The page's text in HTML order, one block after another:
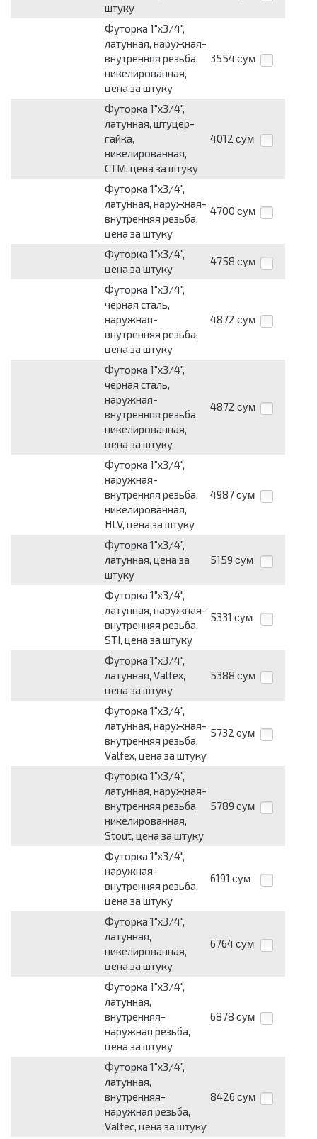
штуку
Футорка 1"х3/4",
латунная, наружная-
внутренняя резьба,
никелированная,
цена за штуку
3554 сум
Футорка 1"х3/4",
латунная, штуцер-
гайка,
никелированная,
СТМ, цена за штуку
4012 сум
Футорка 1"х3/4",
латунная, наружная-
внутренняя резьба,
цена за штуку
4700 сум
Футорка 1"х3/4",
цена за штуку
4758 сум
Футорка 1"х3/4",
черная сталь,
наружная-
внутренняя резьба,
цена за штуку
4872 сум
Футорка 1"х3/4",
черная сталь,
наружная-
внутренняя резьба,
никелированная,
цена за штуку
4872 сум
Футорка 1"х3/4",
наружная-
внутренняя резьба,
никелированная,
HLV, цена за штуку
4987 сум
Футорка 1"х3/4",
латунная, цена за
штуку
5159 сум
Футорка 1"х3/4",
латунная, наружная-
внутренняя резьба,
STI, цена за штуку
5331 сум
Футорка 1"х3/4",
латунная, Valfeх,
цена за штуку
5388 сум
Футорка 1"х3/4",
латунная, наружная-
внутренняя резьба,
Valfeх, цена за штуку
5732 сум
Футорка 1"х3/4",
латунная, наружная-
внутренняя резьба,
никелированная,
Stout, цена за штуку
5789 сум
Футорка 1"х3/4",
наружная-
внутренняя резьба,
цена за штуку
6191 сум
Футорка 1"х3/4",
латунная,
никелированная,
цена за штуку
6764 сум
Футорка 1"х3/4",
латунная,
внутренняя-
наружная резьба,
цена за штуку
6878 сум
Футорка 1"х3/4",
латунная,
внутренняя-
наружная резьба,
Valtec, цена за штуку
8426 сум